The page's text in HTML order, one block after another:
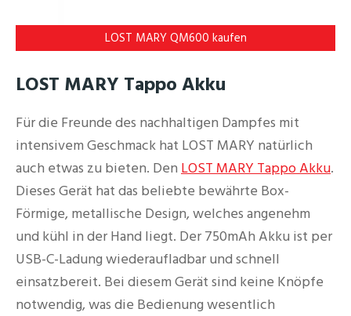
LOST MARY QM600 kaufen
LOST MARY Tappo Akku
Für die Freunde des nachhaltigen Dampfes mit
intensivem Geschmack hat LOST MARY natürlich
auch etwas zu bieten. Den LOST MARY Tappo Akku.
Dieses Gerät hat das beliebte bewährte Box-
Förmige, metallische Design, welches angenehm
und kühl in der Hand liegt. Der 750mAh Akku ist per
USB-C-Ladung wiederaufladbar und schnell
einsatzbereit. Bei diesem Gerät sind keine Knöpfe
notwendig, was die Bedienung wesentlich